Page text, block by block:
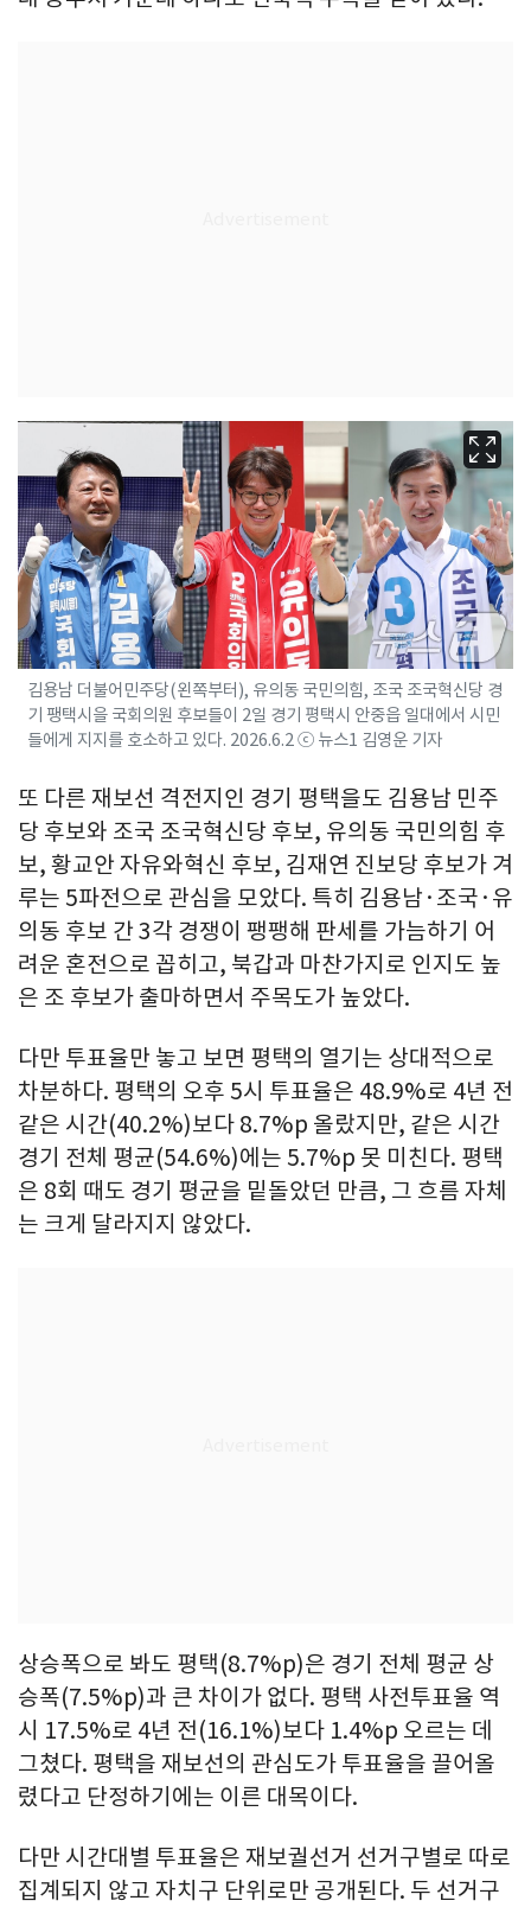
김용남 더불어민주당(왼쪽부터), 유의동 국민의힘, 조국 조국혁신당 경
기 팽택시을 국회의원 후보들이 2일 경기 평택시 안중읍 일대에서 시민
들에게 지지를 호소하고 있다. 2026.6.2 ⓒ 뉴스1 김영운 기자
또 다른 재보선 격전지인 경기 평택을도 김용남 민주
당 후보와 조국 조국혁신당 후보, 유의동 국민의힘 후
보, 황교안 자유와혁신 후보, 김재연 진보당 후보가 겨
루는 5파전으로 관심을 모았다. 특히 김용남·조국·유
의동 후보 간 3각 경쟁이 팽팽해 판세를 가늠하기 어
려운 혼전으로 꼽히고, 북갑과 마찬가지로 인지도 높
은 조 후보가 출마하면서 주목도가 높았다.
다만 투표율만 놓고 보면 평택의 열기는 상대적으로
차분하다. 평택의 오후 5시 투표율은 48.9%로 4년 전
같은 시간(40.2%)보다 8.7%p 올랐지만, 같은 시간
경기 전체 평균(54.6%)에는 5.7%p 못 미친다. 평택
은 8회 때도 경기 평균을 밑돌았던 만큼, 그 흐름 자체
는 크게 달라지지 않았다.
상승폭으로 봐도 평택(8.7%p)은 경기 전체 평균 상
승폭(7.5%p)과 큰 차이가 없다. 평택 사전투표율 역
시 17.5%로 4년 전(16.1%)보다 1.4%p 오르는 데
그쳤다. 평택을 재보선의 관심도가 투표율을 끌어올
렸다고 단정하기에는 이른 대목이다.
다만 시간대별 투표율은 재보궐선거 선거구별로 따로
집계되지 않고 자치구 단위로만 공개된다. 두 선거구